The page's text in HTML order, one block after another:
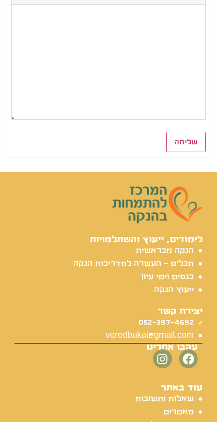
שליחה
לימודים, ייעוץ והשתלמויות
הנקה מבראשית
תכל'ס - העשרה למדריכות הנקה
כנסים וימי עיון
ייעוץ הנקה
יצירת קשר
052-397-4692
veredbukai@gmail.com
עקבו אחרינו
עוד באתר
שאלות ותשובות
מאמרים